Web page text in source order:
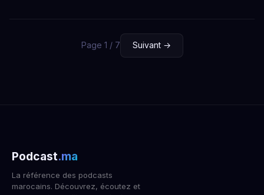
Page 1 / 7 Suivant →
Podcast.ma
La référence des podcasts
marocains. Découvrez, écoutez et